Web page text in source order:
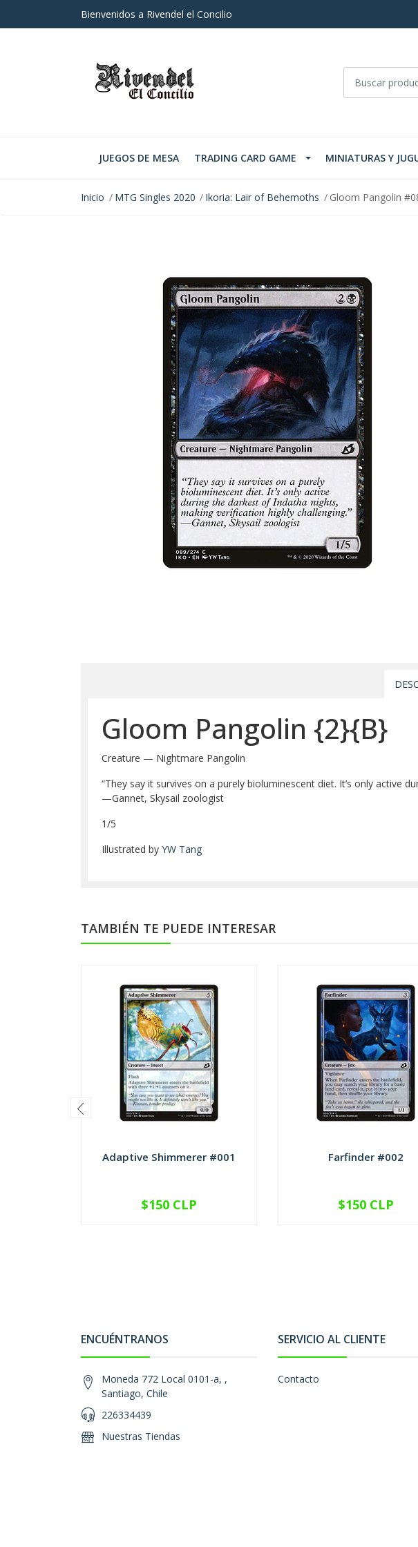
Bienvenidos a Rivendel el Concilio
JUEGOS DE MESA TRADING CARD GAME MINIATURAS Y
Inicio MTG Singles 2020 Ikoria: Lair of Behemoths Gloom Pangolin
Gloom Pangolin {2}{B}
Creature — Nightmare Pangolin
“They say it survives on a purely bioluminescent diet. It’s only active
—Gannet, Skysail zoologist
1/5
Illustrated by YW Tang
TAMBIÉN TE PUEDE INTERESAR
Adaptive Shimmerer #001
VER OPCIONES
$150 CLP
Farfinder #002
VER OPCIONES
$150 CLP
ENCUÉNTRANOS
Moneda 772 Local 0101-a, ,
Santiago, Chile
226334439
Nuestras Tiendas
SERVICIO AL CLIENTE
Contacto